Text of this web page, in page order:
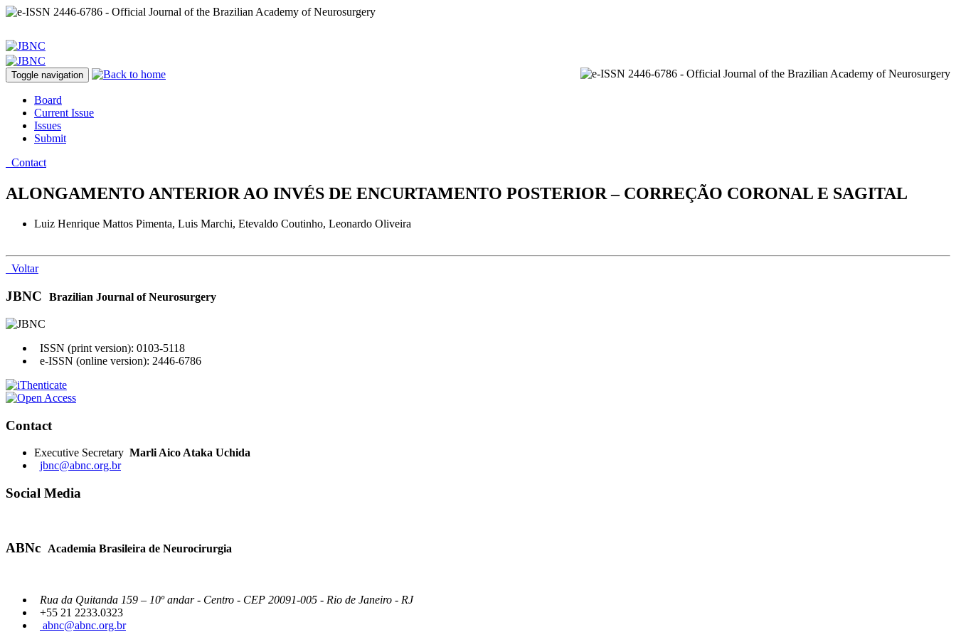
Toggle navigation
Board
Current Issue
Issues
Submit
Contact
ALONGAMENTO ANTERIOR AO INVÉS DE ENCURTAMENTO POSTERIOR – CORREÇÃO CORONAL E SAGITAL
Luiz Henrique Mattos Pimenta, Luis Marchi, Etevaldo Coutinho, Leonardo Oliveira
Voltar
JBNC Brazilian Journal of Neurosurgery
ISSN (print version): 0103-5118
e-ISSN (online version): 2446-6786
Contact
Executive Secretary Marli Aico Ataka Uchida
jbnc@abnc.org.br
Social Media
ABNc Academia Brasileira de Neurocirurgia
Rua da Quitanda 159 – 10º andar - Centro - CEP 20091-005 - Rio de Janeiro - RJ
+55 21 2233.0323
abnc@abnc.org.br